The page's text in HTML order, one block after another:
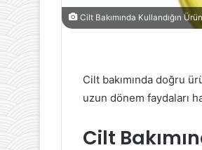
Cilt Bakımında Kullandığın
Cilt bakımında doğru
uzun dönem faydaları
Cilt